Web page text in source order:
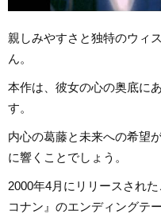
親しみやすさと独特のウィ
ん。
本作は、彼女の心の奥底に
す。
内心の葛藤と未来への希望
に響くことでしょう。
2000年4月にリリースされ
コナン』のエンディングテ